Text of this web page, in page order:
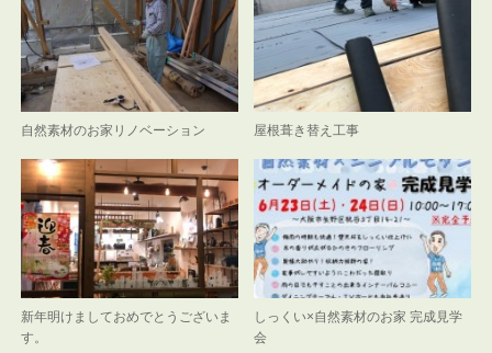
自然素材のお家リノベーション 屋根葺き替え工事
新年明けましておめでとうございま
す。
しっくい×自然素材のお家 完成見学
会